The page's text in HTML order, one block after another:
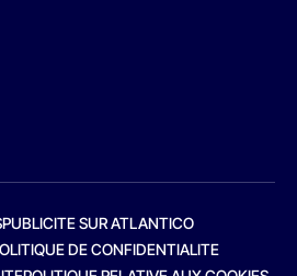
PUBLICITE SUR ATLANTICO
DE CONFIDENTIALITE